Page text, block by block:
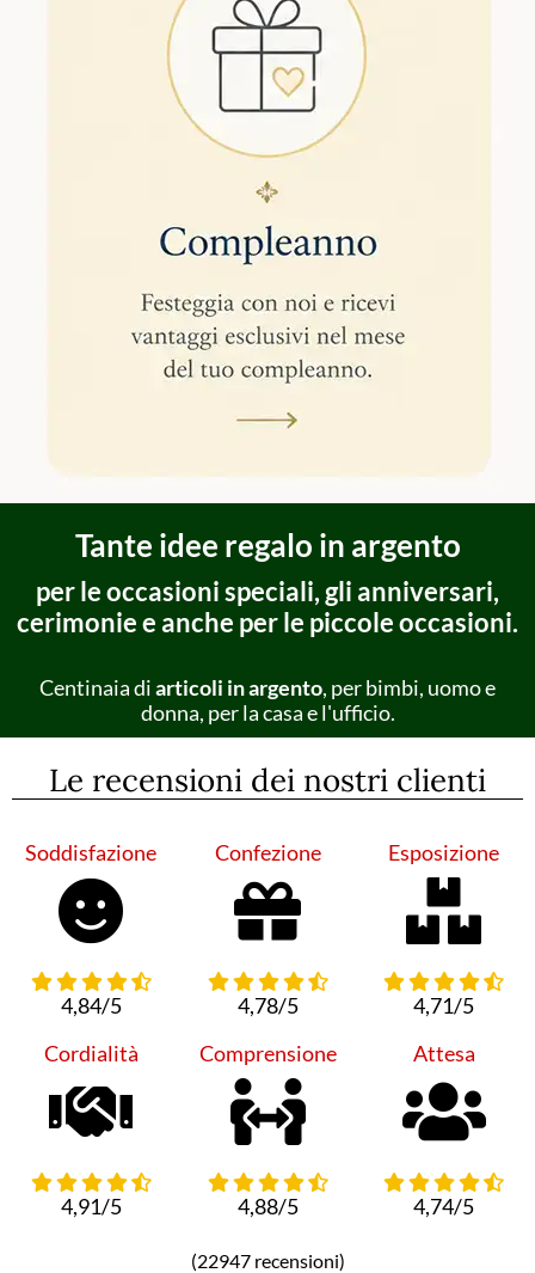
Tante idee regalo in argento
per le occasioni speciali, gli anniversari,
cerimonie e anche per le piccole occasioni.
Centinaia diarticoli in argento, per bimbi, uomo e
donna, per la casa e l'ufficio.
Le recensioni dei nostri clienti
Soddisfazione
4,84/5
Confezione
4,78/5
Esposizione
4,71/5
Cordialità
4,91/5
Comprensione
4,88/5
Attesa
4,74/5
(22947 recensioni)